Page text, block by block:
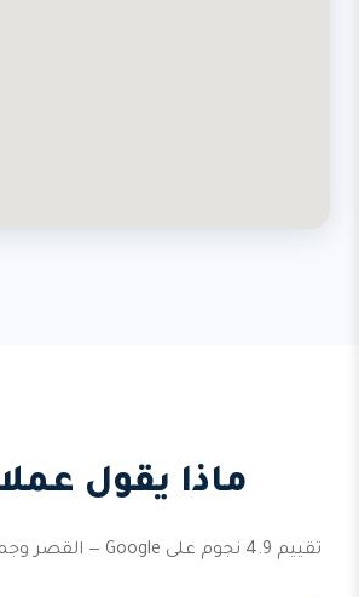
ماذا يقول
تقييم 4.9 نجوم على Google — القصر وجميع مناطق الكويت